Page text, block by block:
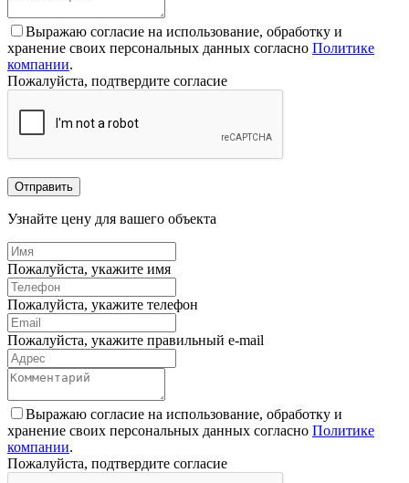
Выражаю согласие на использование, обработку и
хранение своих персональных данных согласно Политике
компании.
Пожалуйста, подтвердите согласие
Отправить
Узнайте цену для вашего объекта
Пожалуйста, укажите имя
Пожалуйста, укажите телефон
Пожалуйста, укажите правильный e-mail
Выражаю согласие на использование, обработку и
хранение своих персональных данных согласно Политике
компании.
Пожалуйста, подтвердите согласие